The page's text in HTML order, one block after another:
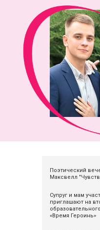
Поэтический
Максвелл
Супруг и мам
приглашают на
«Время Героинь»